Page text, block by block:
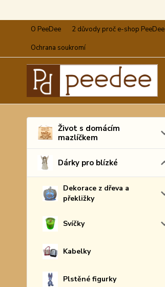
O PeeDee 2 důvody proč e-shop PeeDee
Ochrana soukromí
Život s domácím
mazlíčkem
Dárky pro blízké
Dekorace z dřeva a
překližky
Svíčky
Kabelky
Plstěné figurky